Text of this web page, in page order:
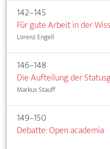
142–145
Für gute Arbeit in der
Lorenz Engell
146–148
Die Aufteilung der
Markus Stauff
149–150
Debatte: Open academia